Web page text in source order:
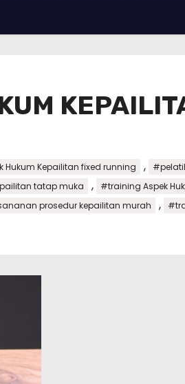
Hukum Kepailitan fixed running ,
tatap muka
, #training Aspek
prosedur kepailitan murah ,